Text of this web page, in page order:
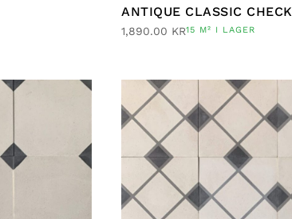
ANTIQUE CLASSIC CHECK
1,890.00 KR15 M² I LAGER